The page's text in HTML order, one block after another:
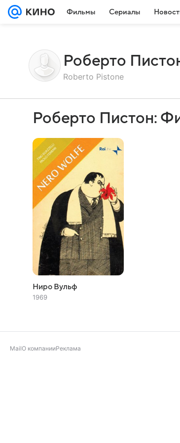
Фильмы Сериалы
Роберто
Roberto Pistone
Роберто Пистон:
Ниро Вульф
1969
MailО компанииРеклама